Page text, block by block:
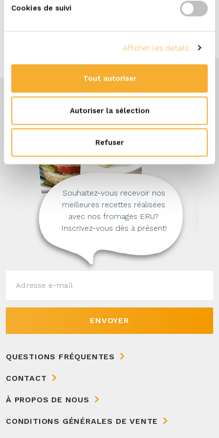
Cookies de suivi
Afficher les détails
Tout autoriser
Autoriser la sélection
Refuser
fraîche.
QUESTIONS FRÉQUENTES
CONTACT
À PROPOS DE NOUS
CONDITIONS GÉNÉRALES DE VENTE
Souhaitez-vous recevoir nos
meilleures recettes réalisées
avec nos fromages ERU?
Inscrivez-vous dès à présent!
ENVOYER